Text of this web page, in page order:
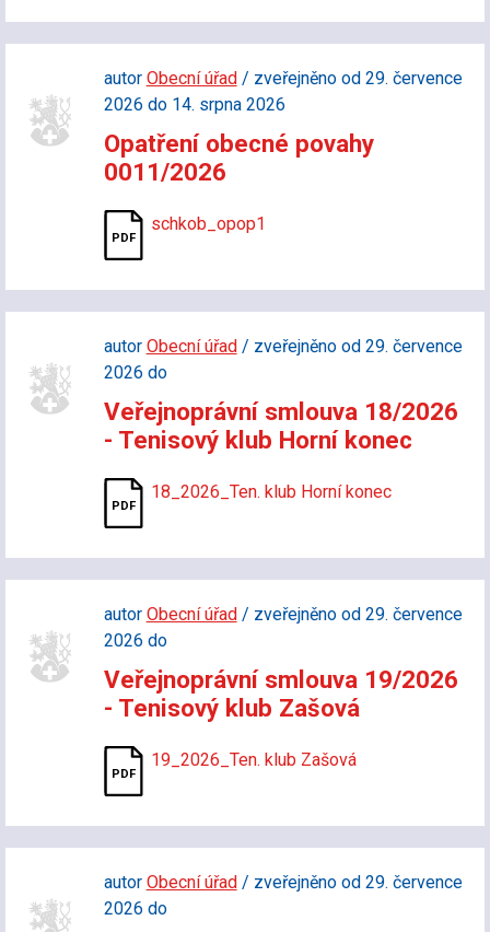
autor Obecní úřad/ zveřejněno od 29. července
2026 do 14. srpna 2026
Opatření obecné povahy
0011/2026
schkob_opop1
autor Obecní úřad/ zveřejněno od 29. července
2026 do
Veřejnoprávní smlouva 18/2026
- Tenisový klub Horní konec
18_2026_Ten. klub Horní konec
autor Obecní úřad/ zveřejněno od 29. července
2026 do
Veřejnoprávní smlouva 19/2026
- Tenisový klub Zašová
19_2026_Ten. klub Zašová
autor Obecní úřad/ zveřejněno od 29. července
2026 do